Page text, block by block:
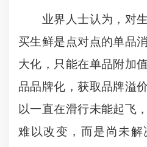
业界人士认为，对
买生鲜是点对点的单品
大化，只能在单品附加
品品牌化，获取品牌溢
以一直在滑行未能起飞
难以改变，而是尚未解